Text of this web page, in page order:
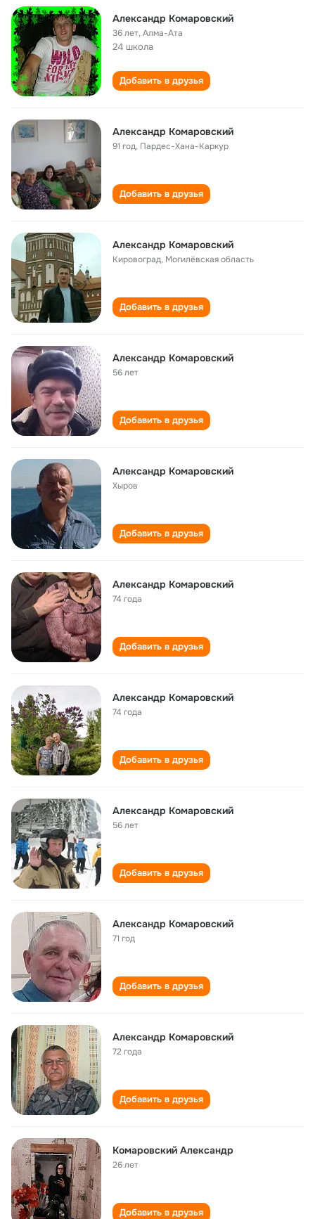
Александр Комаровский
36 лет,Алма-Ата
24 школа
Добавить в друзья
Александр Комаровский
91 год, Пардес-Хана-Каркур
Добавить в друзья
Александр Комаровский
Кировоград, Могилёвская область
Добавить в друзья
Александр Комаровский
56 лет
Добавить в друзья
Александр Комаровский
Хыров
Добавить в друзья
Александр Комаровский
74 года
Добавить в друзья
Александр Комаровский
74 года
Добавить в друзья
Александр Комаровский
56 лет
Добавить в друзья
Aлександр Комаровский
71 год
Добавить в друзья
Александр Комаровский
72 года
Добавить в друзья
Комаровский Александр
26 лет
Добавить в друзья